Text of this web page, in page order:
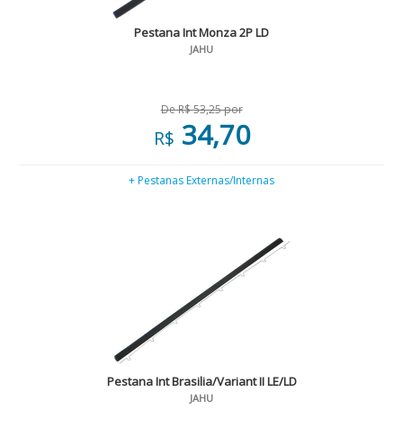
Pestana Int Monza 2P LD
JAHU
De R$ 53,25 por
R$ 34,70
+ Pestanas Externas/Internas
Pestana Int Brasilia/Variant II LE/LD
JAHU